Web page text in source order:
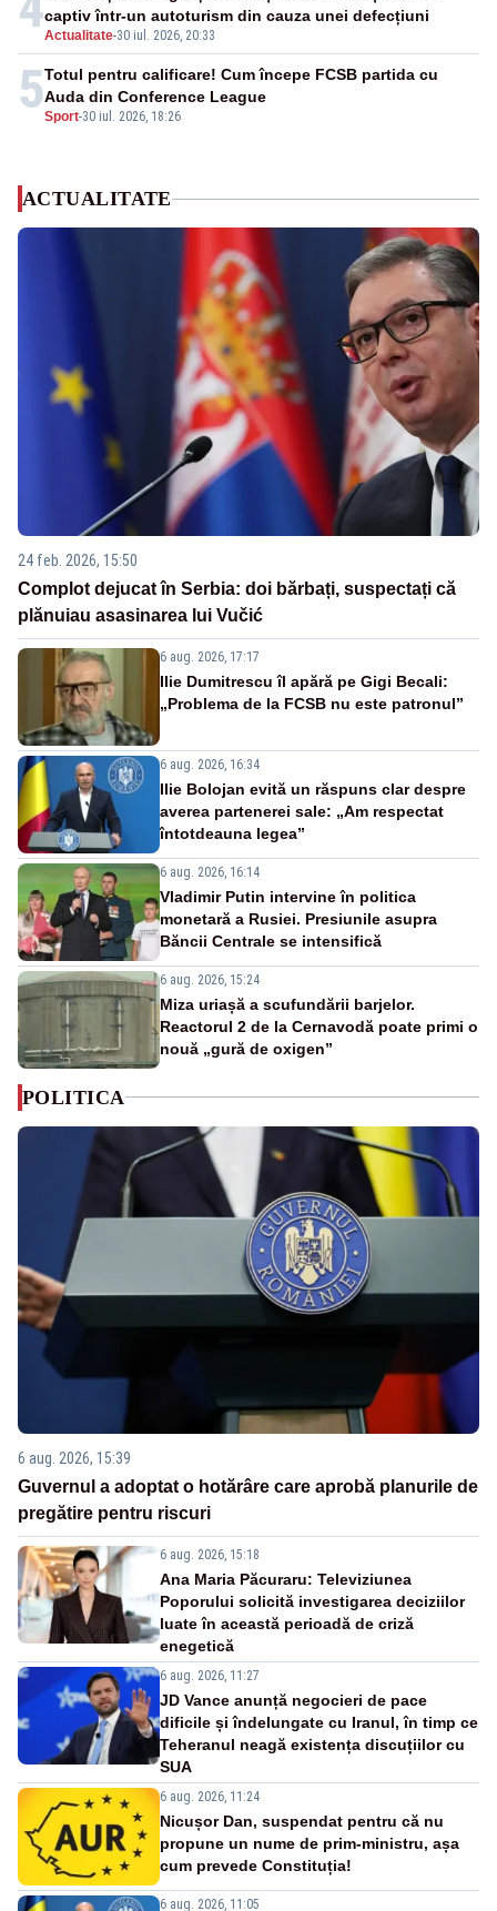
Actualitate-30 iul. 2026, 20:33
captiv într-un autoturism din cauza unei defecțiuni
5Sport-30 iul. 2026, 18:26
Totul pentru calificare! Cum începe FCSB partida cu
Auda din Conference League
ACTUALITATE
24 feb. 2026, 15:50
Complot dejucat în Serbia: doi bărbați, suspectați că
plănuiau asasinarea lui Vučić
6 aug. 2026, 17:17
Ilie Dumitrescu îl apără pe Gigi Becali:
„Problema de la FCSB nu este patronul”
6 aug. 2026, 16:34
Ilie Bolojan evită un răspuns clar despre
averea partenerei sale: „Am respectat
întotdeauna legea”
6 aug. 2026, 16:14
Vladimir Putin intervine în politica
monetară a Rusiei. Presiunile asupra
Băncii Centrale se intensifică
6 aug. 2026, 15:24
Miza uriașă a scufundării barjelor.
Reactorul 2 de la Cernavodă poate primi o
nouă „gură de oxigen”
POLITICA
6 aug. 2026, 15:39
Guvernul a adoptat o hotărâre care aprobă planurile de
pregătire pentru riscuri
6 aug. 2026, 15:18
Ana Maria Păcuraru: Televiziunea
Poporului solicită investigarea deciziilor
luate în această perioadă de criză
enegetică
6 aug. 2026, 11:27
JD Vance anunță negocieri de pace
dificile și îndelungate cu Iranul, în timp ce
Teheranul neagă existența discuțiilor cu
SUA
6 aug. 2026, 11:24
Nicușor Dan, suspendat pentru că nu
propune un nume de prim-ministru, așa
cum prevede Constituția!
6 aug. 2026, 11:05